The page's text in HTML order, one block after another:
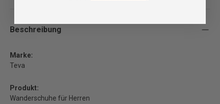
Beschreibung
Marke:
Teva
Produkt:
Wanderschuhe für Herren